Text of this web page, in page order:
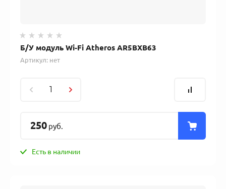
Б/У модуль Wi-Fi Atheros AR5BXB63
Артикул: нет
250 руб.
Есть в наличии